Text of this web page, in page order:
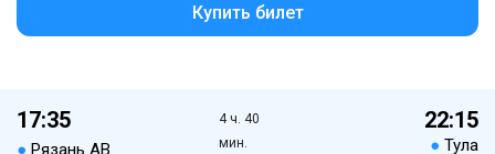
Купить билет
17:35
● Рязань АВ
4 ч. 40
мин.
22:15
● Тула